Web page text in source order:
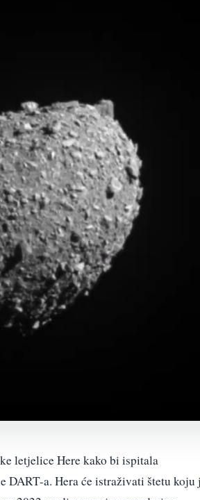
letjelice Here kako bi ispitala
DART-a. Hera će istraživati štetu koju